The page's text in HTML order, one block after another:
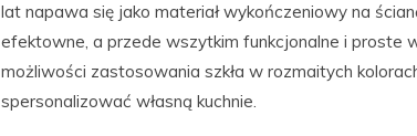
lat napawa się jako materiał wykończeniowy na
efektowne, a przede wszytkim funkcjonalne i proste
możliwości zastosowania szkła w rozmaitych
spersonalizować własną kuchnie.